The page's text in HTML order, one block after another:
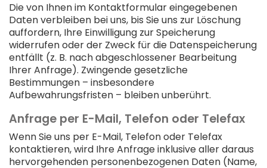
Die von Ihnen im Kontaktformular eingegebenen
Daten verbleiben bei uns, bis Sie uns zur Löschung
auffordern, Ihre Einwilligung zur Speicherung
widerrufen oder der Zweck für die Datenspeicherung
entfällt (z. B. nach abgeschlossener Bearbeitung
Ihrer Anfrage). Zwingende gesetzliche
Bestimmungen – insbesondere
Aufbewahrungsfristen – bleiben unberührt.
Anfrage per E-Mail, Telefon oder Telefax
Wenn Sie uns per E-Mail, Telefon oder Telefax
kontaktieren, wird Ihre Anfrage inklusive aller daraus
hervorgehenden personenbezogenen Daten (Name,